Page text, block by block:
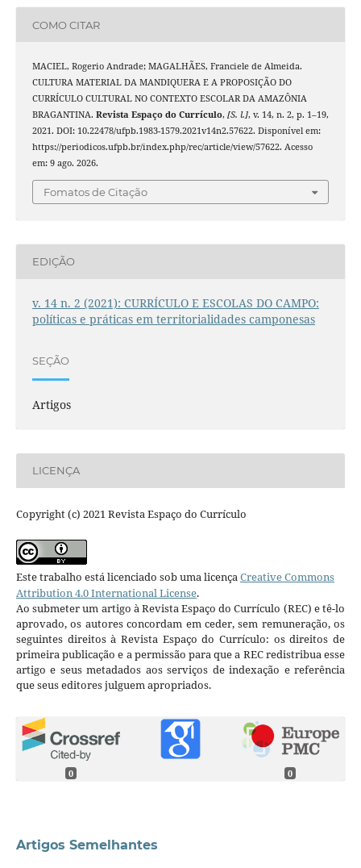
COMO CITAR
MACIEL, Rogerio Andrade; MAGALHÃES, Franciele de Almeida.
CULTURA MATERIAL DA MANDIQUERA E A PROPOSIÇÃO DO
CURRÍCULO CULTURAL NO CONTEXTO ESCOLAR DA AMAZÔNIA
BRAGANTINA. Revista Espaço do Currículo, [S. l.], v. 14, n. 2, p. 1–19,
2021. DOI: 10.22478/ufpb.1983-1579.2021v14n2.57622. Disponível em:
https://periodicos.ufpb.br/index.php/rec/article/view/57622. Acesso
em: 9 ago. 2026.
Fomatos de Citação
EDIÇÃO
v. 14 n. 2 (2021): CURRÍCULO E ESCOLAS DO CAMPO:
políticas e práticas em territorialidades camponesas
SEÇÃO
Artigos
LICENÇA
Copyright (c) 2021 Revista Espaço do Currículo
Este trabalho está licenciado sob uma licençaCreative Commons
Attribution 4.0 International License.
Ao submeter um artigo à Revista Espaço do Currículo (REC) e tê-lo
aprovado, os autores concordam em ceder, sem remuneração, os
seguintes direitos à Revista Espaço do Currículo: os direitos de
primeira publicação e a permissão para que a REC redistribua esse
artigo e seus metadados aos serviços de indexação e referência
que seus editores julguem apropriados.
0 0
Artigos Semelhantes